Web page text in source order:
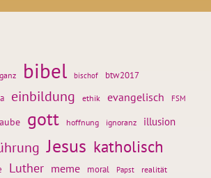
bibel bischof btw2017
einbildung ethik evangelisch FSM
gott hoffnung ignoranz illusion
Jesus katholisch
Luther meme moral Papst realität